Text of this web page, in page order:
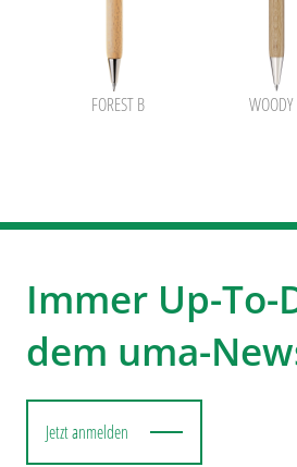
FOREST B WOODY
Immer Up-To-
dem uma-
Jetzt anmelden